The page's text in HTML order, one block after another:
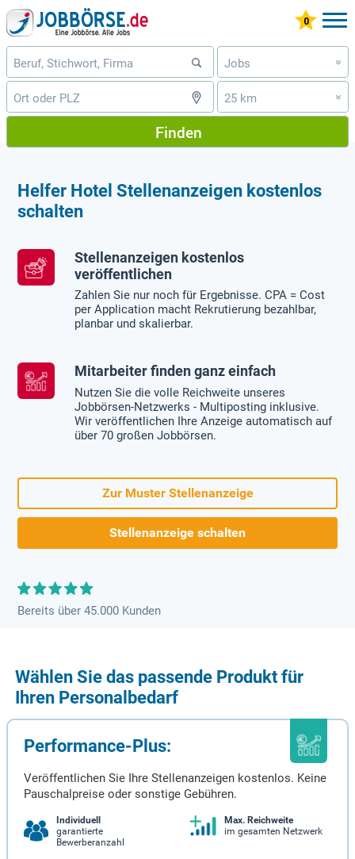
Jobs »
25 km »
Finden
Helfer Hotel Stellenanzeigen kostenlos
schalten
Stellenanzeigen kostenlos
veröffentlichen
Zahlen Sie nur noch für Ergebnisse. CPA = Cost
per Application macht Rekrutierung bezahlbar,
planbar und skalierbar.
Mitarbeiter finden ganz einfach
Nutzen Sie die volle Reichweite unseres
Jobbörsen-Netzwerks - Multiposting inklusive.
Wir veröffentlichen Ihre Anzeige automatisch auf
über 70 großen Jobbörsen.
Zur Muster Stellenanzeige
Stellenanzeige schalten
Bereits über 45.000 Kunden
Wählen Sie das passende Produkt für
Ihren Personalbedarf
Performance-Plus:
Veröffentlichen Sie Ihre Stellenanzeigen kostenlos. Keine
Pauschalpreise oder sonstige Gebühren.
Individuell
garantierte
Bewerberanzahl
Max. Reichweite
im gesamten Netzwerk